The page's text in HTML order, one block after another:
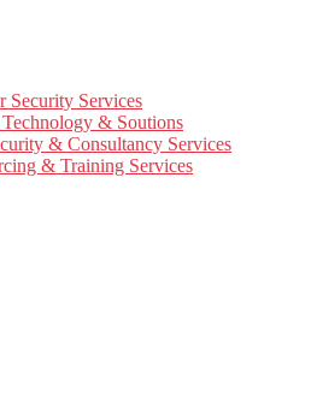
Security Services
& Soutions
& Consultancy Services
& Training Services